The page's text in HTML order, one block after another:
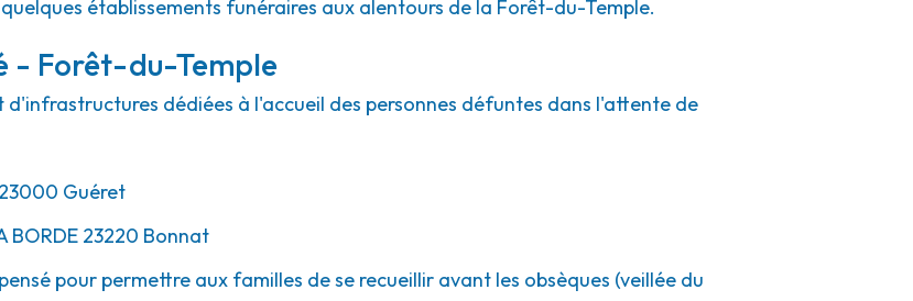
établissements funéraires aux alentours de la Forêt-du-Temple.
- Forêt-du-Temple
dédiées à l'accueil des personnes défuntes dans l'attente de
23000 Guéret
BORDE 23220 Bonnat
pour permettre aux familles de se recueillir avant les obsèques (veillée du